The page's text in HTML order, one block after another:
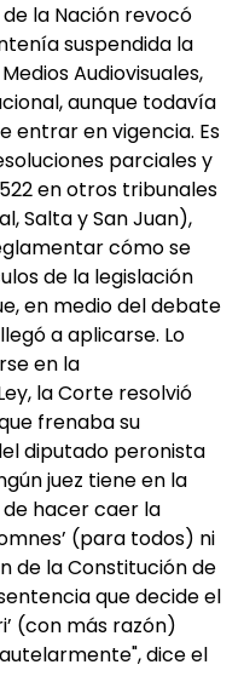
la Nación revocó
suspendida la
Audiovisuales,
aunque todavía
entrar en vigencia. Es
parciales y
en otros tribunales
Salta y San Juan),
cómo se
de la legislación
en medio del debate
a aplicarse. Lo
en la
la Corte resolvió
frenaba su
diputado peronista
juez tiene en la
hacer caer la
(para todos) ni
de la Constitución de
que decide el
(con más razón)
dice el